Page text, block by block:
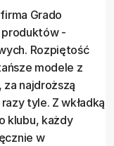
Grado
produktów -
Rozpiętość
modele z
najdroższą
tyle. Z wkładką
klubu, każdy
w